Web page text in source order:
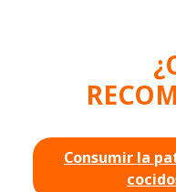
Consumir la